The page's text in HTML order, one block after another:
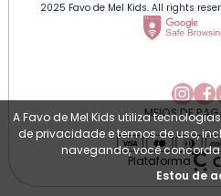
2025 Favo de Mel Kids. All rights
MEIOS DE
Plataforma
A Favo de Mel Kids utiliza
de privacidade e termos de uso,
navegando, você
Estou de